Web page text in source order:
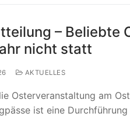
– Beliebte
nicht statt
AKTUELLES
Osterveranstaltung am
ist eine